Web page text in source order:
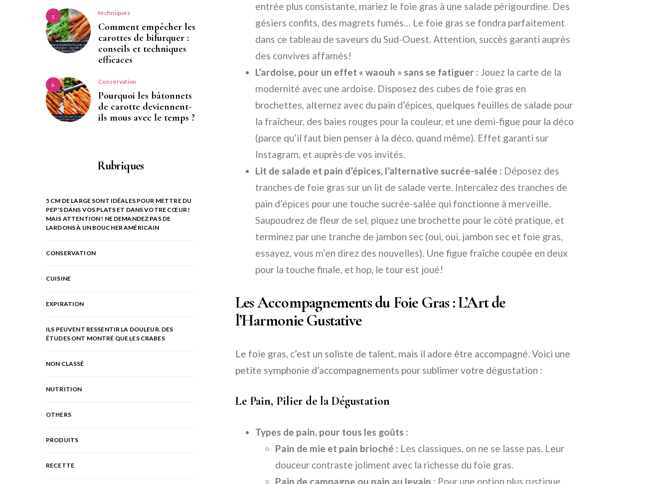
entrée plus consistante, mariez le foie gras à une salade périgourdine. Des
gésiers confits, des magrets fumés… Le foie gras se fondra parfaitement
dans ce tableau de saveurs du Sud-Ouest. Attention, succès garanti auprès
des convives affamés!
L’ardoise, pour un effet « waouh » sans se fatiguer : Jouez la carte de la
modernité avec une ardoise. Disposez des cubes de foie gras en
brochettes, alternez avec du pain d’épices, quelques feuilles de salade pour
la fraîcheur, des baies rouges pour la couleur, et une demi-figue pour la déco
(parce qu’il faut bien penser à la déco, quand même). Effet garanti sur
Instagram, et auprès de vos invités.
Lit de salade et pain d’épices, l’alternative sucrée-salée : Déposez des
tranches de foie gras sur un lit de salade verte. Intercalez des tranches de
pain d’épices pour une touche sucrée-salée qui fonctionne à merveille.
Saupoudrez de fleur de sel, piquez une brochette pour le côté pratique, et
terminez par une tranche de jambon sec (oui, oui, jambon sec et foie gras,
essayez, vous m’en direz des nouvelles). Une figue fraîche coupée en deux
pour la touche finale, et hop, le tour est joué!
Les Accompagnements du Foie Gras : L’Art de
l’Harmonie Gustative
Le foie gras, c’est un soliste de talent, mais il adore être accompagné. Voici une
petite symphonie d’accompagnements pour sublimer votre dégustation :
Le Pain, Pilier de la Dégustation
Types de pain, pour tous les goûts :
Pain de mie et pain brioché : Les classiques, on ne se lasse pas. Leur
douceur contraste joliment avec la richesse du foie gras.
Pain de campagne ou pain au levain : Pour une option plus rustique,
5 techniques
Comment empêcher les
carottes de bifurquer :
conseils et techniques
efficaces
6 Conservation
Pourquoi les bâtonnets
de carotte deviennent-
ils mous avec le temps ?
Rubriques
5 CM DE LARGE SONT IDÉALES POUR METTRE DU
PEP'S DANS VOS PLATS ET DANS VOTRE CŒUR !
MAIS ATTENTION ! NE DEMANDEZ PAS DE
LARDONS À UN BOUCHER AMÉRICAIN
CONSERVATION
CUISINE
EXPIRATION
ILS PEUVENT RESSENTIR LA DOULEUR. DES
ÉTUDES ONT MONTRÉ QUE LES CRABES
NON CLASSÉ
NUTRITION
OTHERS
PRODUITS
RECETTE